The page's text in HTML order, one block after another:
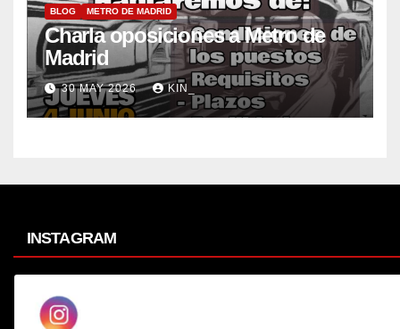
BLOG METRO DE MADRID
Charla oposiciones a Metro de
Madrid
30 MAY 2026 KIN_
INSTAGRAM